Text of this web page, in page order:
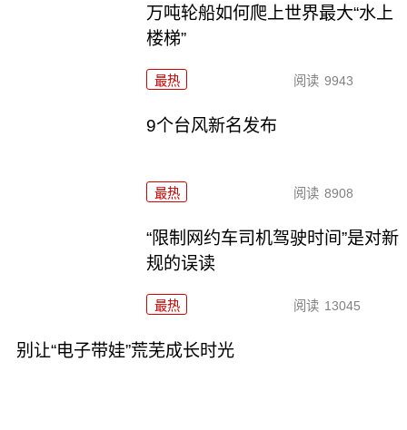
万吨轮船如何爬上世界最大“水上
楼梯”
最热 阅读 9943
9个台风新名发布
最热 阅读 8908
“限制网约车司机驾驶时间”是对新
规的误读
最热 阅读 13045
别让“电子带娃”荒芜成长时光